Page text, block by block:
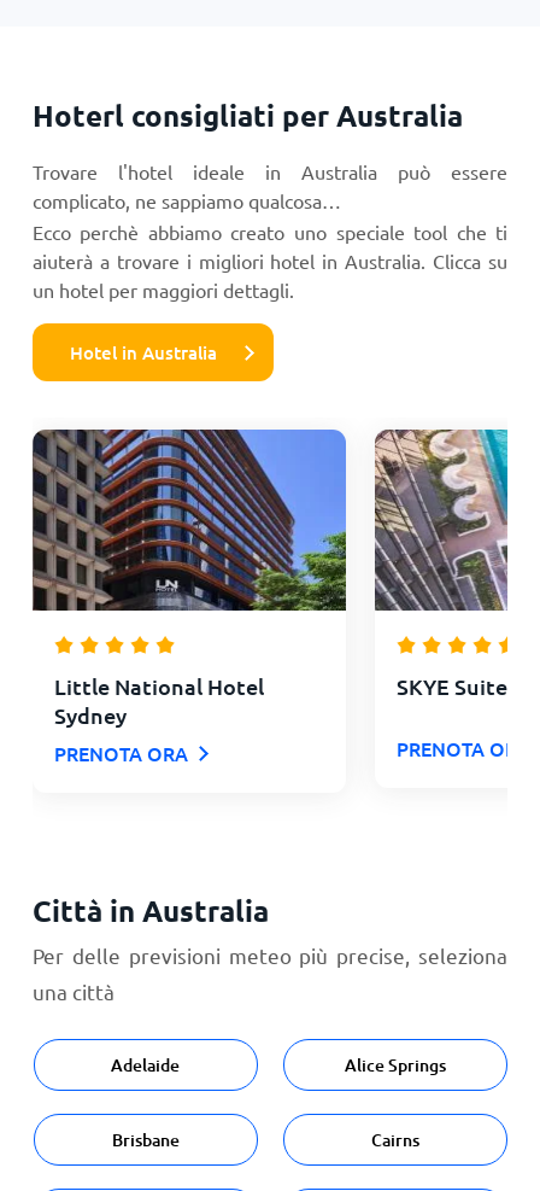
Hoterl consigliati per Australia
Trovare l'hotel ideale in Australia può essere
complicato, ne sappiamo qualcosa…
Ecco perchè abbiamo creato uno speciale tool che ti
aiuterà a trovare i migliori hotel in Australia. Clicca su
un hotel per maggiori dettagli.
Hotel in Australia
Little National Hotel
Sydney
PRENOTA ORA
SKYE Suites
PRENOTA ORA
Città in Australia
Per delle previsioni meteo più precise, seleziona
una città
Adelaide Alice Springs
Brisbane Cairns